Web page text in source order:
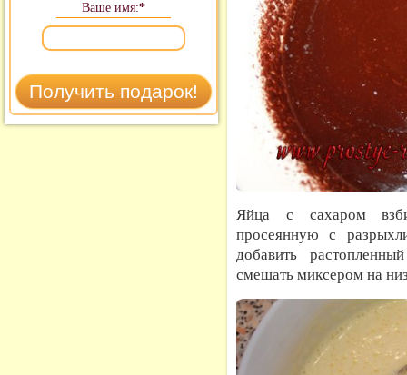
Ваше имя:*
Яйца с сахаром
просеянную с
добавить
смешать миксером на